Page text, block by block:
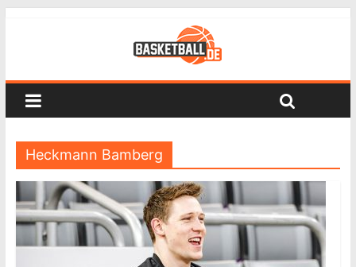
Heckmann Bamberg